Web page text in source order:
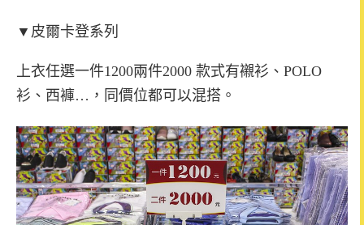
▼皮爾卡登系列
上衣任選一件1200兩件2000 款式有襯衫、POLO
衫、西褲…，同價位都可以混搭。